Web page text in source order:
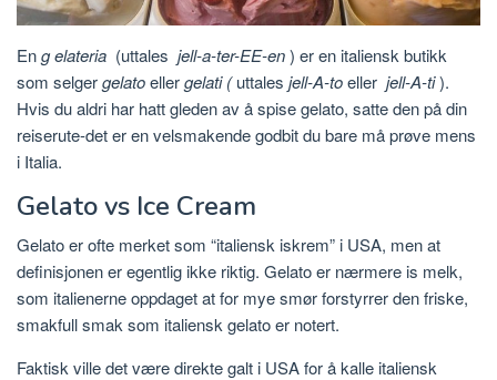
Engelateria (uttales jell-a-ter-EE-en) er en italiensk butikk
som selgergelatoellergelati (uttales jell-A-toeller jell-A-ti).
Hvis du aldri har hatt gleden av å spise gelato, satte den på din
reiserute-det er en velsmakende godbit du bare må prøve mens
i Italia.
Gelato vs Ice Cream
Gelato er ofte merket som “italiensk iskrem” i USA, men at
definisjonen er egentlig ikke riktig. Gelato er nærmere is melk,
som italienerne oppdaget at for mye smør forstyrrer den friske,
smakfull smak som italiensk gelato er notert.
Faktisk ville det være direkte galt i USA for å kalle italiensk